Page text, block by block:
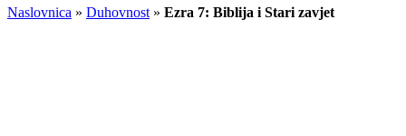
Naslovnica » Duhovnost » Ezra 7: Biblija i Stari zavjet